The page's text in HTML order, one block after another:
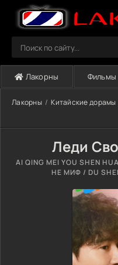
Лакорны Фильмы
Лакорны Китайские дорамы
Леди
AI QING MEI YOU SHEN
НЕ МИФ / DU